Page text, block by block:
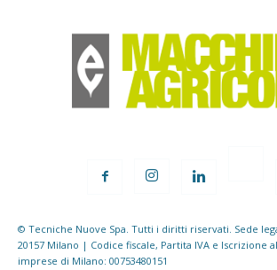
© Tecniche Nuove Spa. Tutti i diritti riservati. Sede
20157 Milano | Codice fiscale, Partita IVA e Iscrizione
imprese di Milano: 00753480151